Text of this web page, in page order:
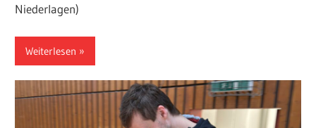
Niederlagen)
Weiterlesen